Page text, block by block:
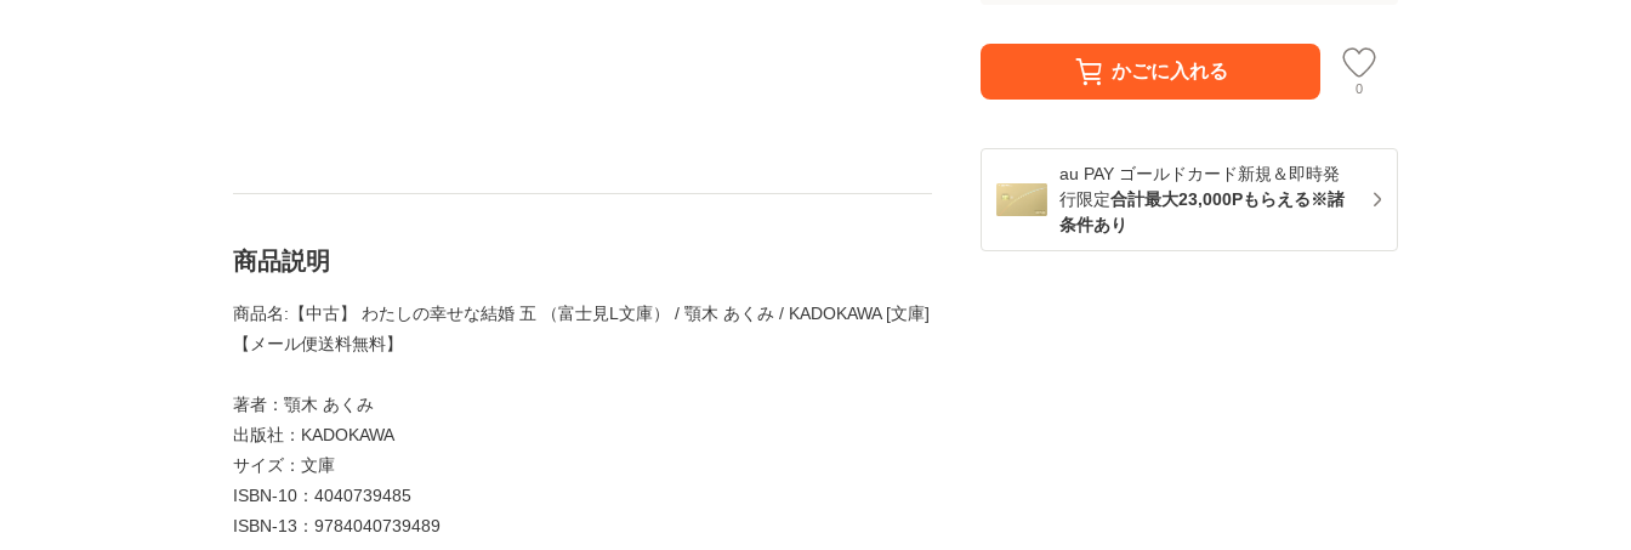
かごに入れる
0
au PAY ゴールドカード新規＆即時発
行限定合計最大23,000Pもらえる※諸
条件あり
商品説明
商品名:【中古】 わたしの幸せな結婚 五 （富士見L文庫） / 顎木 あくみ / KADOKAWA [文庫]
【メール便送料無料】
著者：顎木 あくみ
出版社：KADOKAWA
サイズ：文庫
ISBN-10：4040739485
ISBN-13：9784040739489